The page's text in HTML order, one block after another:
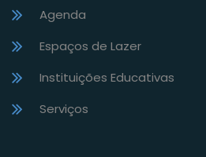
Agenda
Espaços de Lazer
Instituições Educativas
Serviços